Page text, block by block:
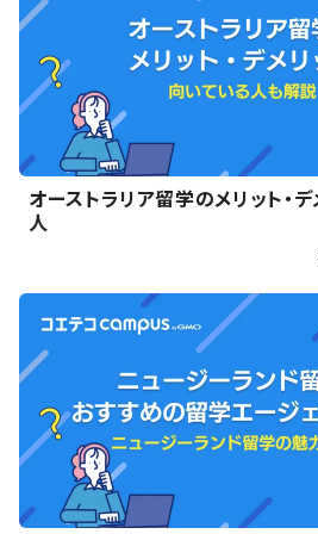
オーストラリア留学のメリット・
人